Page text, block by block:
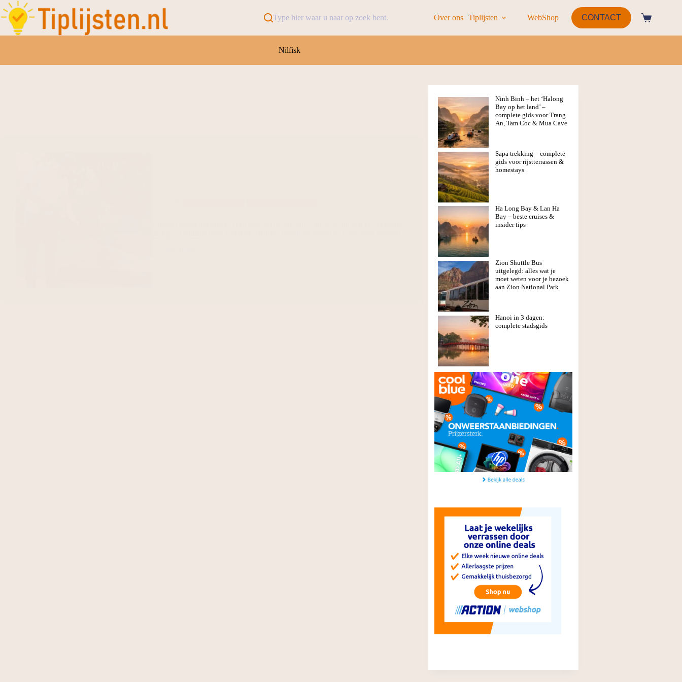
Type hier waar u naar op zoek bent. Over ons Tiplijsten WebShop CONTACT
Nilfisk
Ninh Binh – het ‘Halong
Bay op het land’ –
complete gids voor Trang
An, Tam Coc & Mua Cave
Sapa trekking – complete
gids voor rijstterrassen &
homestays
Ha Long Bay & Lan Ha
Bay – beste cruises &
insider tips
Zion Shuttle Bus
uitgelegd: alles wat je
moet weten voor je bezoek
aan Zion National Park
Hanoi in 3 dagen:
complete stadsgids